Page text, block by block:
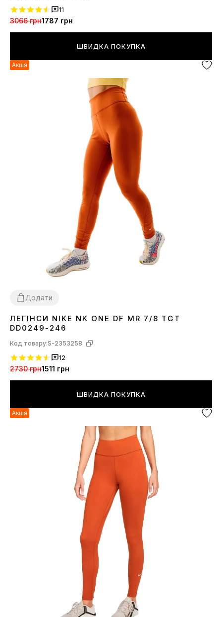
11
3066 грн1787 грн
ШВИДКА ПОКУПКА
Акція
Додати
XS S M L
ЛЕГІНСИ NIKE NK ONE DF MR 7/8 TGT
DD0249-246
Код товару:S-2353258
12
2730 грн1511 грн
ШВИДКА ПОКУПКА
Акція